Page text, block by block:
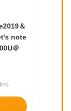
＆
note
＠
）